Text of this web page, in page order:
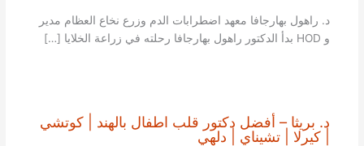
د. راهول بهارجافا معهد اضطرابات الدم وزرع نخاع العظام مدير
و HOD بدأ الدكتور راهول بهارجافا رحلته في زراعة الخلايا […]
د. بريثا – أفضل دكتور قلب اطفال بالهند | كوتشي
| كيرلا | تشيناي | دلهي